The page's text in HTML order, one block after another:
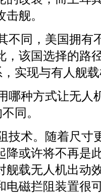
舰。
同，美国拥有
，该国选择的路
实现与有人舰载
种方式让无人
同。
术。随着尺寸
降或许将不再是
舰载无人机出动
电磁拦阻装置很